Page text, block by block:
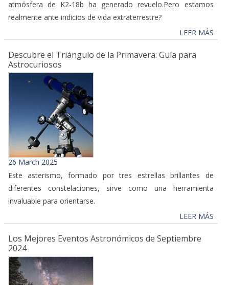
atmósfera de K2-18b ha generado revuelo.Pero estamos
realmente ante indicios de vida extraterrestre?
LEER MÁS
Descubre el Triángulo de la Primavera: Guía para
Astrocuriosos
26 March 2025
Este asterismo, formado por tres estrellas brillantes de
diferentes constelaciones, sirve como una herramienta
invaluable para orientarse.
LEER MÁS
Los Mejores Eventos Astronómicos de Septiembre
2024